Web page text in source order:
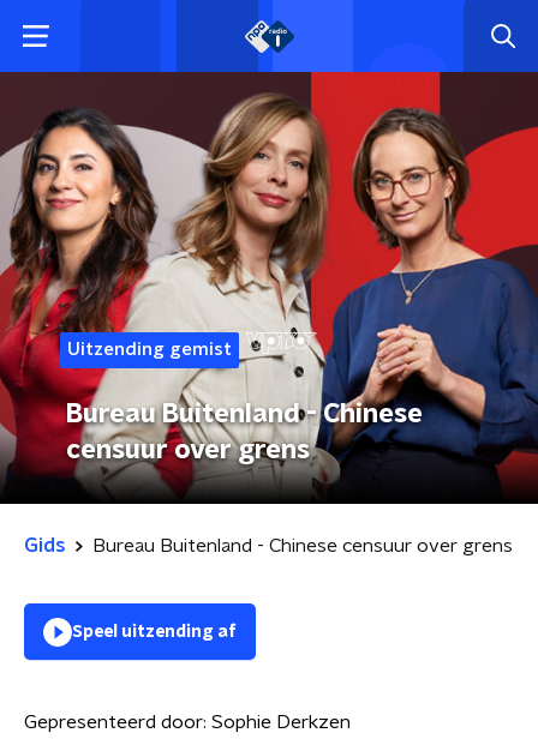
Uitzending gemist
Bureau Buitenland - Chinese
censuur over grens
Gids Bureau Buitenland - Chinese censuur over grens
Speel uitzending af
Gepresenteerd door: Sophie Derkzen